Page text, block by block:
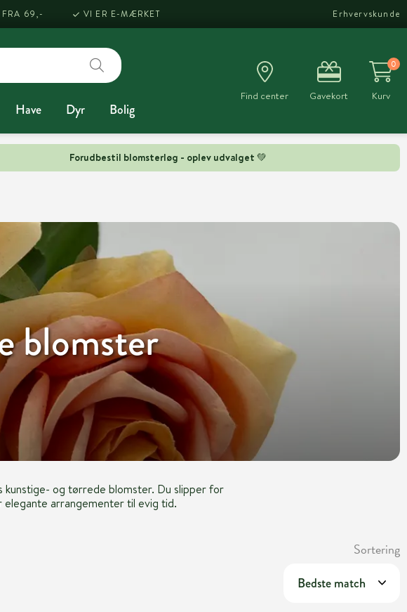
Forudbestil blomsterløg - oplev udvalget 💚
FRA 69,- VI ER E-MÆRKET Erhvervskunde
Have Dyr Bolig
Find center Gavekort
0
Kurv
blomster
og tørrede blomster. Du slipper for
arrangementer til evig tid.
Sortering